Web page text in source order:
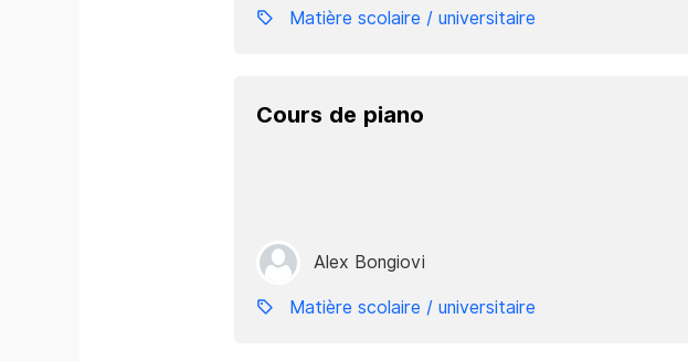
Matière scolaire / universitaire
Cours de piano
Alex Bongiovi
Matière scolaire / universitaire